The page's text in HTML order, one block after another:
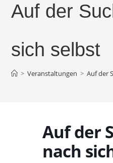
Auf der
sich selbst
> Veranstaltungen > Auf der
Auf der
nach